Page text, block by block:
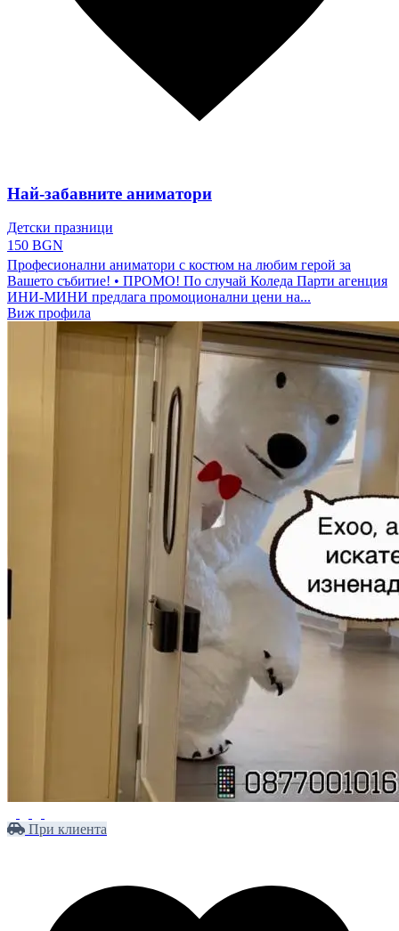
Най-забавните аниматори
Детски празници
150 BGN
Професионални аниматори с костюм на любим герой за
Вашето събитие! • ПРОМО! По случай Коледа Парти агенция
ИНИ-МИНИ предлага промоционални цени на...
Виж профила
При клиента